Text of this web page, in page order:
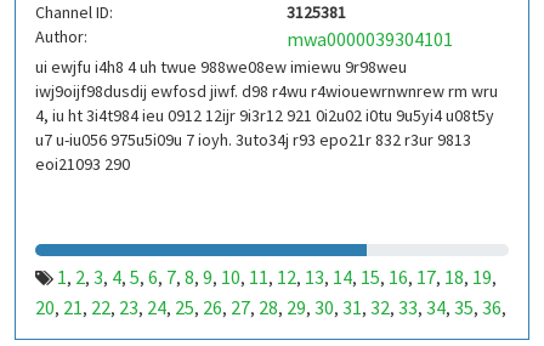
135,136,137 141,142,143
147,148 153,154,155,156,157,158
159,160,161,162,163,164,165 ,166,167,168,
171 ,172,173 ,174,175,176,177,178,179 ,180,181 ,182,
183,184,185,186, 187,188,189 ,190,191,192,193,194
195,196 ,197
231,232,233,234,235,236,237,238,239,
243, 244, 245, 246, 247,248,249,250 ,251,252, 253 ,254,
255 ,256,257, 258,259,260,261,262,263 ,264,265 , 266
Channel ID:
3125381
Author:
mwa0000039304101
ui ewjfu i4h8 4 uh twue 988we08ew imiewu 9r98weu
iwj9oijf98dusdij ewfosd jiwf. d98 r4wu r4wiouewrnwnrew rm wru
4, iu ht 3i4t984 ieu 0912 12ijr 9i3r12 921 0i2u02 i0tu 9u5yi4 u08t5y
u7 u-iu056 975u5i09u 7 ioyh. 3uto34j r93 epo21r 832 r3ur 9813
eoi21093 290
1, 2, 3, 4, 5, 6, 7, 8, 9, 10, 11, 12, 13, 14, 15, 16, 17, 18, 19,
20, 21, 22, 23, 24, 25, 26, 27, 28, 29, 30, 31, 32, 33, 34, 35, 36,
37,38,39,40,41,42,43,44,45,46,47,48,49,50,51,52,53,